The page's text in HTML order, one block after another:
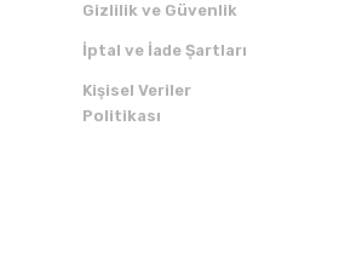
Gizlilik ve Güvenlik
İptal ve İade Şartları
Kişisel Veriler
Politikası